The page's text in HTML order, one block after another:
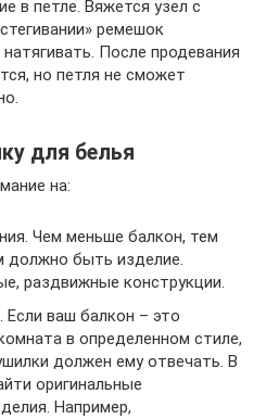
в петле. Вяжется узел с
ремешок
После продевания
но петля не сможет
для белья
на:
Чем меньше балкон, тем
должно быть изделие.
раздвижные конструкции.
Если ваш балкон – это
в определенном стиле,
должен ему отвечать. В
оригинальные
Например,